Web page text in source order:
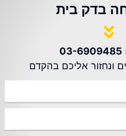
בדק בית
03-
אליכם בהקדם